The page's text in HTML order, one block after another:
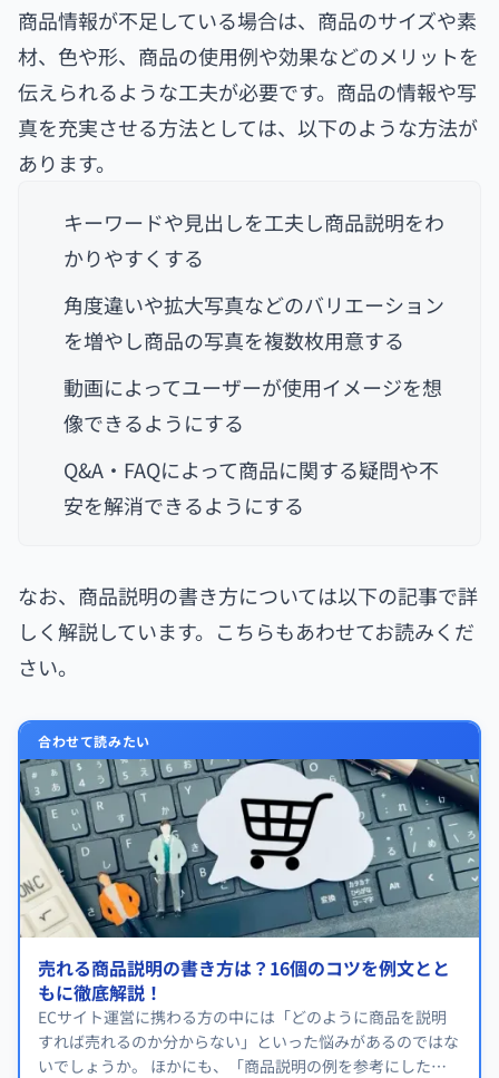
商品情報が不足している場合は、商品のサイズや素
材、色や形、商品の使用例や効果などのメリットを
伝えられるような工夫が必要です。商品の情報や写
真を充実させる方法としては、以下のような方法が
あります。
キーワードや見出しを工夫し商品説明をわ
かりやすくする
角度違いや拡大写真などのバリエーション
を増やし商品の写真を複数枚用意する
動画によってユーザーが使用イメージを想
像できるようにする
Q&A・FAQによって商品に関する疑問や不
安を解消できるようにする
なお、商品説明の書き方については以下の記事で詳
しく解説しています。こちらもあわせてお読みくだ
さい。
合わせて読みたい
売れる商品説明の書き方は？16個のコツを例文とと
もに徹底解説！
ECサイト運営に携わる方の中には「どのように商品を説明
すれば売れるのか分からない」といった悩みがあるのではな
いでしょうか。 ほかにも、「商品説明の例を参考にした